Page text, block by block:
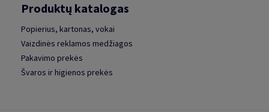
Produktų katalogas
Popierius, kartonas, vokai
Vaizdinės reklamos medžiagos
Pakavimo prekės
Švaros ir higienos prekės